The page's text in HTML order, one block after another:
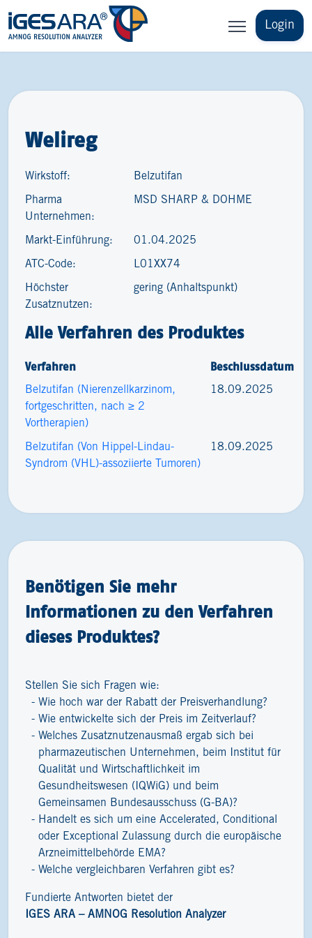
Login
Welireg
Wirkstoff: Belzutifan
Pharma
Unternehmen:
MSD SHARP & DOHME
Markt-Einführung: 01.04.2025
ATC-Code: L01XX74
Höchster
Zusatznutzen:
gering (Anhaltspunkt)
Alle Verfahren des Produktes
Verfahren Beschlussdatum
Belzutifan (Nierenzellkarzinom,
fortgeschritten, nach ≥ 2
Vortherapien)
18.09.2025
Belzutifan (Von Hippel-Lindau-
Syndrom (VHL)-assoziierte Tumoren)
18.09.2025
Benötigen Sie mehr
Informationen zu den Verfahren
dieses Produktes?
Stellen Sie sich Fragen wie:
Wie hoch war der Rabatt der Preisverhandlung?
Wie entwickelte sich der Preis im Zeitverlauf?
Welches Zusatznutzenausmaß ergab sich bei
pharmazeutischen Unternehmen, beim Institut für
Qualität und Wirtschaftlichkeit im
Gesundheitswesen (IQWiG) und beim
Gemeinsamen Bundesausschuss (G-BA)?
Handelt es sich um eine Accelerated, Conditional
oder Exceptional Zulassung durch die europäische
Arzneimittelbehörde EMA?
Welche vergleichbaren Verfahren gibt es?
Fundierte Antworten bietet der
IGES ARA – AMNOG Resolution Analyzer